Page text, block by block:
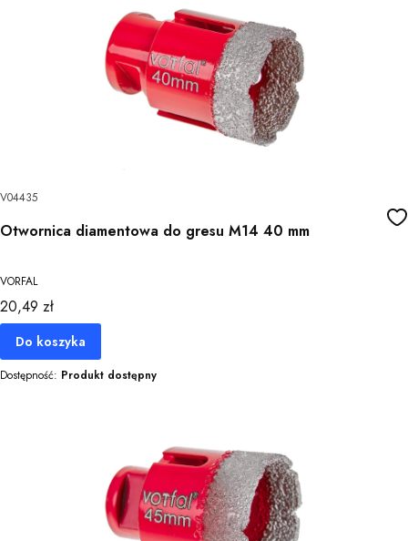
V04435
Otwornica diamentowa do gresu M14 40 mm
VORFAL
Cena
20,49 zł
Do koszyka
Dostępność: Produkt dostępny